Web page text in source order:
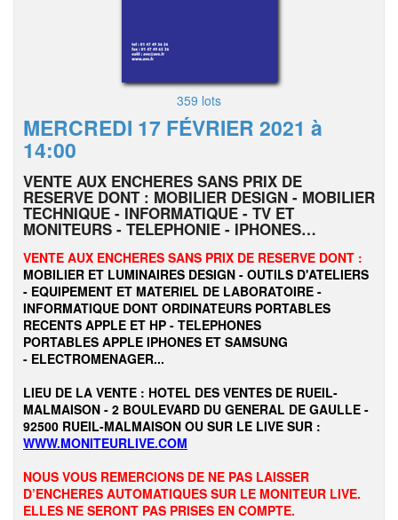
359 lots
MERCREDI 17 FÉVRIER 2021 à
14:00
VENTE AUX ENCHERES SANS PRIX DE
RESERVE DONT : MOBILIER DESIGN - MOBILIER
TECHNIQUE - INFORMATIQUE - TV ET
MONITEURS - TELEPHONIE - IPHONES…
VENTE AUX ENCHERES SANS PRIX DE RESERVE DONT :
MOBILIER ET LUMINAIRES DESIGN - OUTILS D'ATELIERS
- EQUIPEMENT ET MATERIEL DE LABORATOIRE -
INFORMATIQUE DONT ORDINATEURS PORTABLES
RECENTS APPLE ET HP - TELEPHONES
PORTABLES APPLE IPHONES ET SAMSUNG
- ELECTROMENAGER...
LIEU DE LA VENTE : HOTEL DES VENTES DE RUEIL-
MALMAISON - 2 BOULEVARD DU GENERAL DE GAULLE -
92500 RUEIL-MALMAISON OU SUR LE LIVE SUR :
WWW.MONITEURLIVE.COM
NOUS VOUS REMERCIONS DE NE PAS LAISSER
D’ENCHERES AUTOMATIQUES SUR LE MONITEUR LIVE.
ELLES NE SERONT PAS PRISES EN COMPTE.